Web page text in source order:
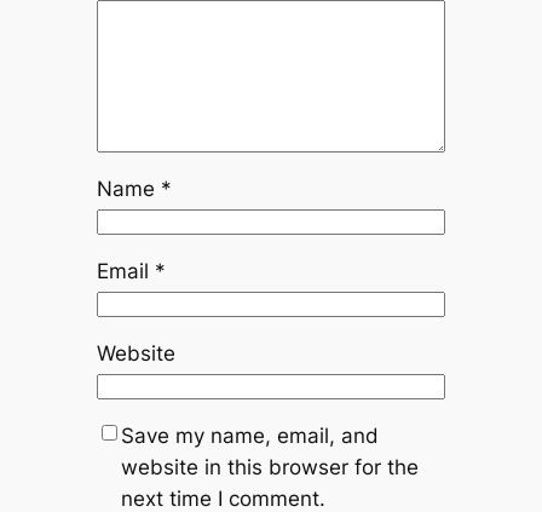
Name *
Email *
Website
Save my name, email, and
website in this browser for the
next time I comment.